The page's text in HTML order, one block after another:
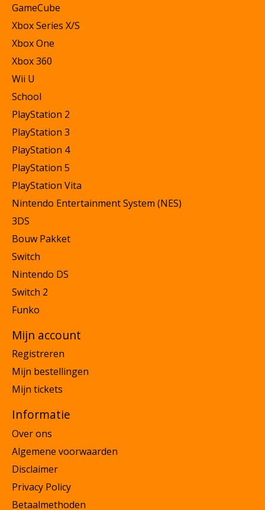
GameCube
Xbox Series X/S
Xbox One
Xbox 360
Wii U
School
PlayStation 2
PlayStation 3
PlayStation 4
PlayStation 5
PlayStation Vita
Nintendo Entertainment System (NES)
3DS
Bouw Pakket
Switch
Nintendo DS
Switch 2
Funko
Mijn account
Registreren
Mijn bestellingen
Mijn tickets
Informatie
Over ons
Algemene voorwaarden
Disclaimer
Privacy Policy
Betaalmethoden